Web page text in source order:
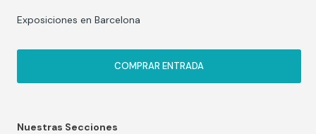
Exposiciones en Barcelona
COMPRAR ENTRADA
Nuestras Secciones